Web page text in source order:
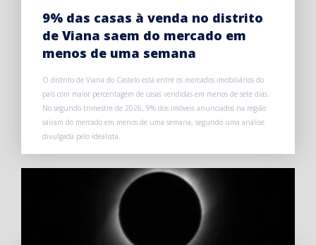
9% das casas à venda no distrito
de Viana saem do mercado em
menos de uma semana
O distrito de Viana do Castelo está entre os mercados imobiliários do
país com maior percentagem de casas vendidas em menos de sete dias.
No segundo trimestre de 2026, 9% dos imóveis anunciados na região
saíram do mercado em menos de uma semana, segundo uma análise
divulgada pelo idealista.